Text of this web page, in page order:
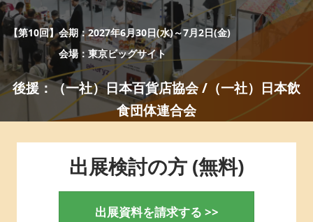
ク
ス）-
国
際
【第10回】会期：2027年6月30日(水)～7月2日(金)
会場：東京ビッグサイト
後援：（一社）日本百貨店協会 /（一社）日本飲
食団体連合会
出展検討の方 (無料)
出展資料を請求する >>